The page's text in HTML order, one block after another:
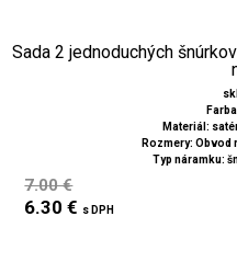
Sada 2 jednoduchých
Materiál:
Rozmery: Obvod
Typ náramku:
7.00 €
6.30 € s DPH